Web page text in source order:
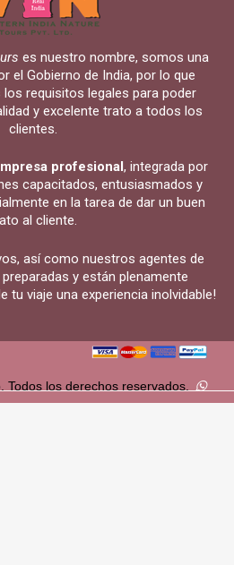
es nuestro nombre, somos una
el Gobierno de India, por lo que
requisitos legales para poder
y excelente trato a todos los
clientes.
profesional, integrada por
capacitados, entusiasmados y
en la tarea de dar un buen
al cliente.
así como nuestros agentes de
y están plenamente
tu viaje una experiencia inolvidable!
los derechos reservados.